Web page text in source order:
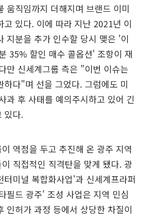
움직임까지 더해지며 브랜드 이미
고 있다. 이에 따라 지난 2021년 이
지분을 추가 인수할 당시 맺은 '이
35% 할인 매수 콜옵션' 조항이 재
만 신세계그룹 측은 "이번 이슈는
하다"며 선을 그었다. 그럼에도 미
과 후 사태를 예의주시하고 있어 긴
있다.
역점을 두고 추진해 온 광주 지역
직접적인 직격탄을 맞게 됐다. 광
터미널 복합화사업'과 신세계프라퍼
필드 광주' 조성 사업은 지역 민심
인허가 과정 등에서 상당한 차질이